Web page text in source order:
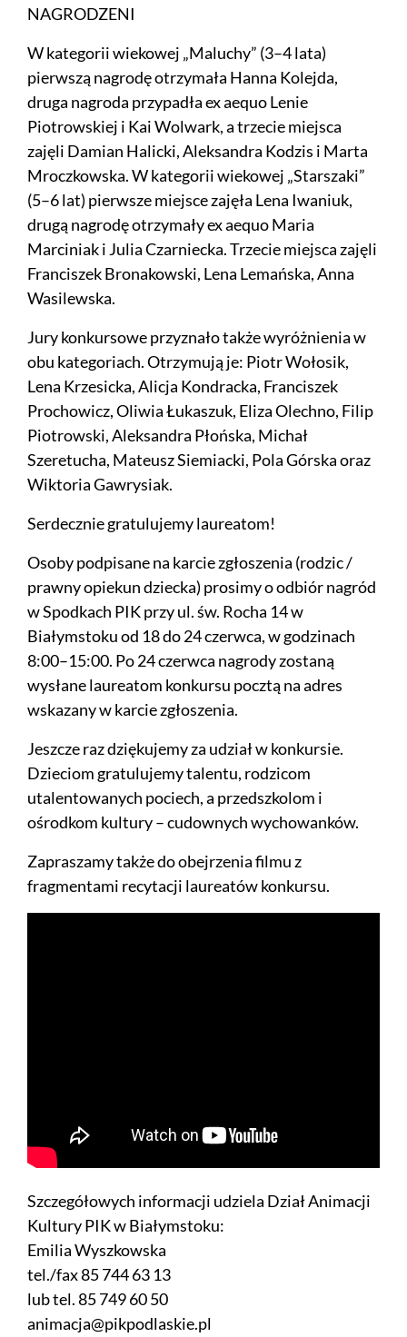
NAGRODZENI
W kategorii wiekowej „Maluchy” (3–4 lata)
pierwszą nagrodę otrzymała Hanna Kolejda,
druga nagroda przypadła ex aequo Lenie
Piotrowskiej i Kai Wolwark, a trzecie miejsca
zajęli Damian Halicki, Aleksandra Kodzis i Marta
Mroczkowska. W kategorii wiekowej „Starszaki”
(5–6 lat) pierwsze miejsce zajęła Lena Iwaniuk,
drugą nagrodę otrzymały ex aequo Maria
Marciniak i Julia Czarniecka. Trzecie miejsca zajęli
Franciszek Bronakowski, Lena Lemańska, Anna
Wasilewska.
Jury konkursowe przyznało także wyróżnienia w
obu kategoriach. Otrzymują je: Piotr Wołosik,
Lena Krzesicka, Alicja Kondracka, Franciszek
Prochowicz, Oliwia Łukaszuk, Eliza Olechno, Filip
Piotrowski, Aleksandra Płońska, Michał
Szeretucha, Mateusz Siemiacki, Pola Górska oraz
Wiktoria Gawrysiak.
Serdecznie gratulujemy laureatom!
Osoby podpisane na karcie zgłoszenia (rodzic /
prawny opiekun dziecka) prosimy o odbiór nagród
w Spodkach PIK przy ul. św. Rocha 14 w
Białymstoku od 18 do 24 czerwca, w godzinach
8:00–15:00. Po 24 czerwca nagrody zostaną
wysłane laureatom konkursu pocztą na adres
wskazany w karcie zgłoszenia.
Jeszcze raz dziękujemy za udział w konkursie.
Dzieciom gratulujemy talentu, rodzicom
utalentowanych pociech, a przedszkolom i
ośrodkom kultury – cudownych wychowanków.
Zapraszamy także do obejrzenia filmu z
fragmentami recytacji laureatów konkursu.
Szczegółowych informacji udziela Dział Animacji
Kultury PIK w Białymstoku:
Emilia Wyszkowska
tel./fax 85 744 63 13
lub tel. 85 749 60 50
animacja@pikpodlaskie.pl